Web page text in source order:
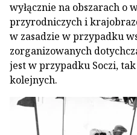
wyłącznie na obszarach o
przyrodniczych i
w zasadzie w przypadku
zorganizowanych
jest w przypadku Soczi,
kolejnych.